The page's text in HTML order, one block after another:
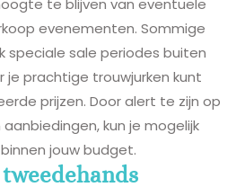
te blijven van eventuele
evenementen. Sommige
speciale sale periodes buiten
je prachtige trouwjurken kunt
prijzen. Door alert te zijn op
kun je mogelijk
jouw budget.